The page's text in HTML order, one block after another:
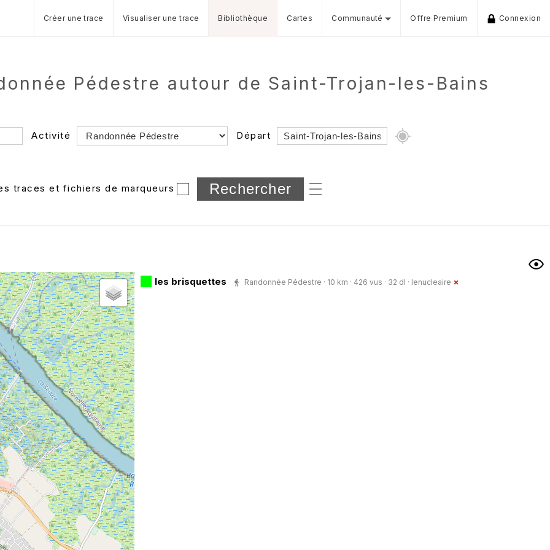
Créer une trace Visualiser une trace Bibliothèque Cartes Communauté Offre Premium Connexion
Pédestre autour de Saint-Trojan-les-Bains
Activité Départ
Dossier
et sous-dossiers
traces et fichiers de marqueurs
les brisquettes Randonnée Pédestre · 10 km · 426 vus · 32 dl · lenucleaire